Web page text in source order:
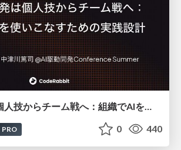
AI駆動開発は個人技からチーム戦へ：組織でAIを使いこなすための実践設計
PRO 0 440